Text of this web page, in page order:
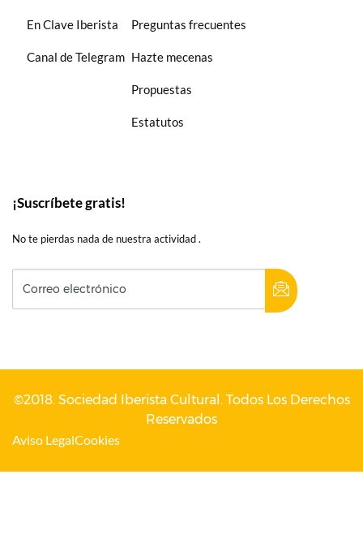
En Clave Iberista
Canal de Telegram
Preguntas frecuentes
Hazte mecenas
Propuestas
Estatutos
¡Suscríbete gratis!
No te pierdas nada de nuestra actividad .
©2018. Sociedad Iberista Cultural. Todos Los Derechos
Reservados
Aviso LegalCookies